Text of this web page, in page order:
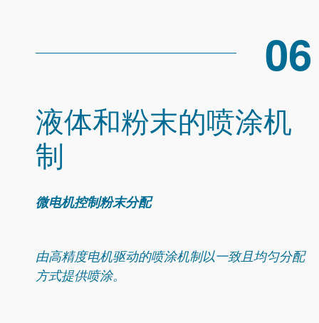
06
液体和粉末的喷涂机
制
微电机控制粉末分配
由高精度电机驱动的喷涂机制以一致且均匀分配
方式提供喷涂。